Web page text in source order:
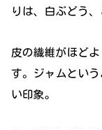
りは、白ぶどう、
皮の繊維がほど
す。ジャムとい
い印象。